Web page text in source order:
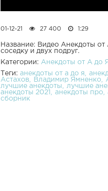
01-12-21 27 400 1:29
Название: Видео Анекдоты
соседку и двух подруг.
Категории: Анекдоты от А до Я
Теги: анекдоты от а до я
Астахов
Владимир Ямненко
лучшие анекдоты
лучшие
анекдоты 2021
анекдоты про
сборник